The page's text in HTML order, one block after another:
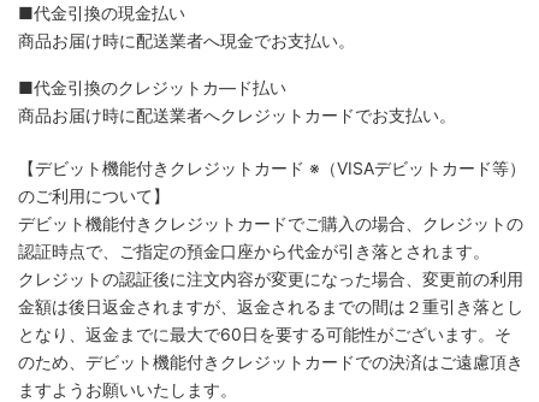
■代金引換の現金払い
商品お届け時に配送業者へ現金でお支払い。
■代金引換のクレジットカ―ド払い
商品お届け時に配送業者へクレジットカードでお支払い。
【デビット機能付きクレジットカード ※（VISAデビットカード等）
のご利用について】
デビット機能付きクレジットカードでご購入の場合、クレジットの
認証時点で、ご指定の預金口座から代金が引き落とされます。
クレジットの認証後に注文内容が変更になった場合、変更前の利用
金額は後日返金されますが、返金されるまでの間は２重引き落とし
となり、返金までに最大で60日を要する可能性がございます。そ
のため、デビット機能付きクレジットカードでの決済はご遠慮頂き
ますようお願いいたします。